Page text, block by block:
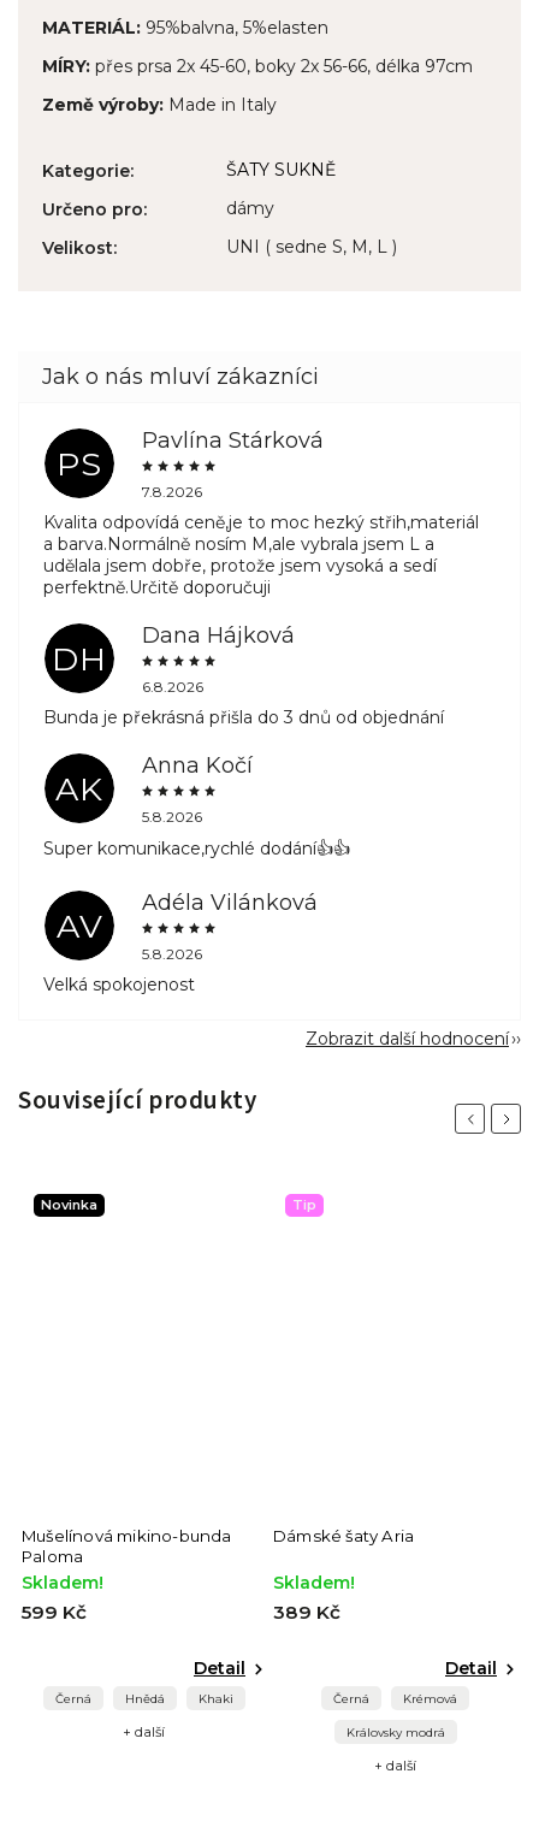
MATERIÁL: 95%balvna, 5%elasten
MÍRY: přes prsa 2x 45-60, boky 2x 56-66, délka 97cm
Země výroby: Made in Italy
Kategorie:
ŠATY SUKNĚ
Určeno pro:
dámy
Velikost: UNI ( sedne S, M, L )
PS
Pavlína Stárková
7.8.2026
Kvalita odpovídá ceně,je to moc hezký střih,materiál
a barva.Normálně nosím M,ale vybrala jsem L a
udělala jsem dobře, protože jsem vysoká a sedí
perfektně.Určitě doporučuji
DH
Dana Hájková
6.8.2026
Bunda je překrásná přišla do 3 dnů od objednání
AK
Anna Kočí
5.8.2026
Super komunikace,rychlé dodání👍👍
AV
Adéla Vilánková
5.8.2026
Velká spokojenost
Zobrazit další hodnocení
Související produkty
Previous
Novinka
Mušelínová mikino-bunda
Paloma
Skladem!
599 Kč
Detail
Černá Hnědá Khaki
+ další
Tip
Dámské šaty Aria
Skladem!
389 Kč
Detail
Černá Krémová
Královsky modrá
+ další
Next